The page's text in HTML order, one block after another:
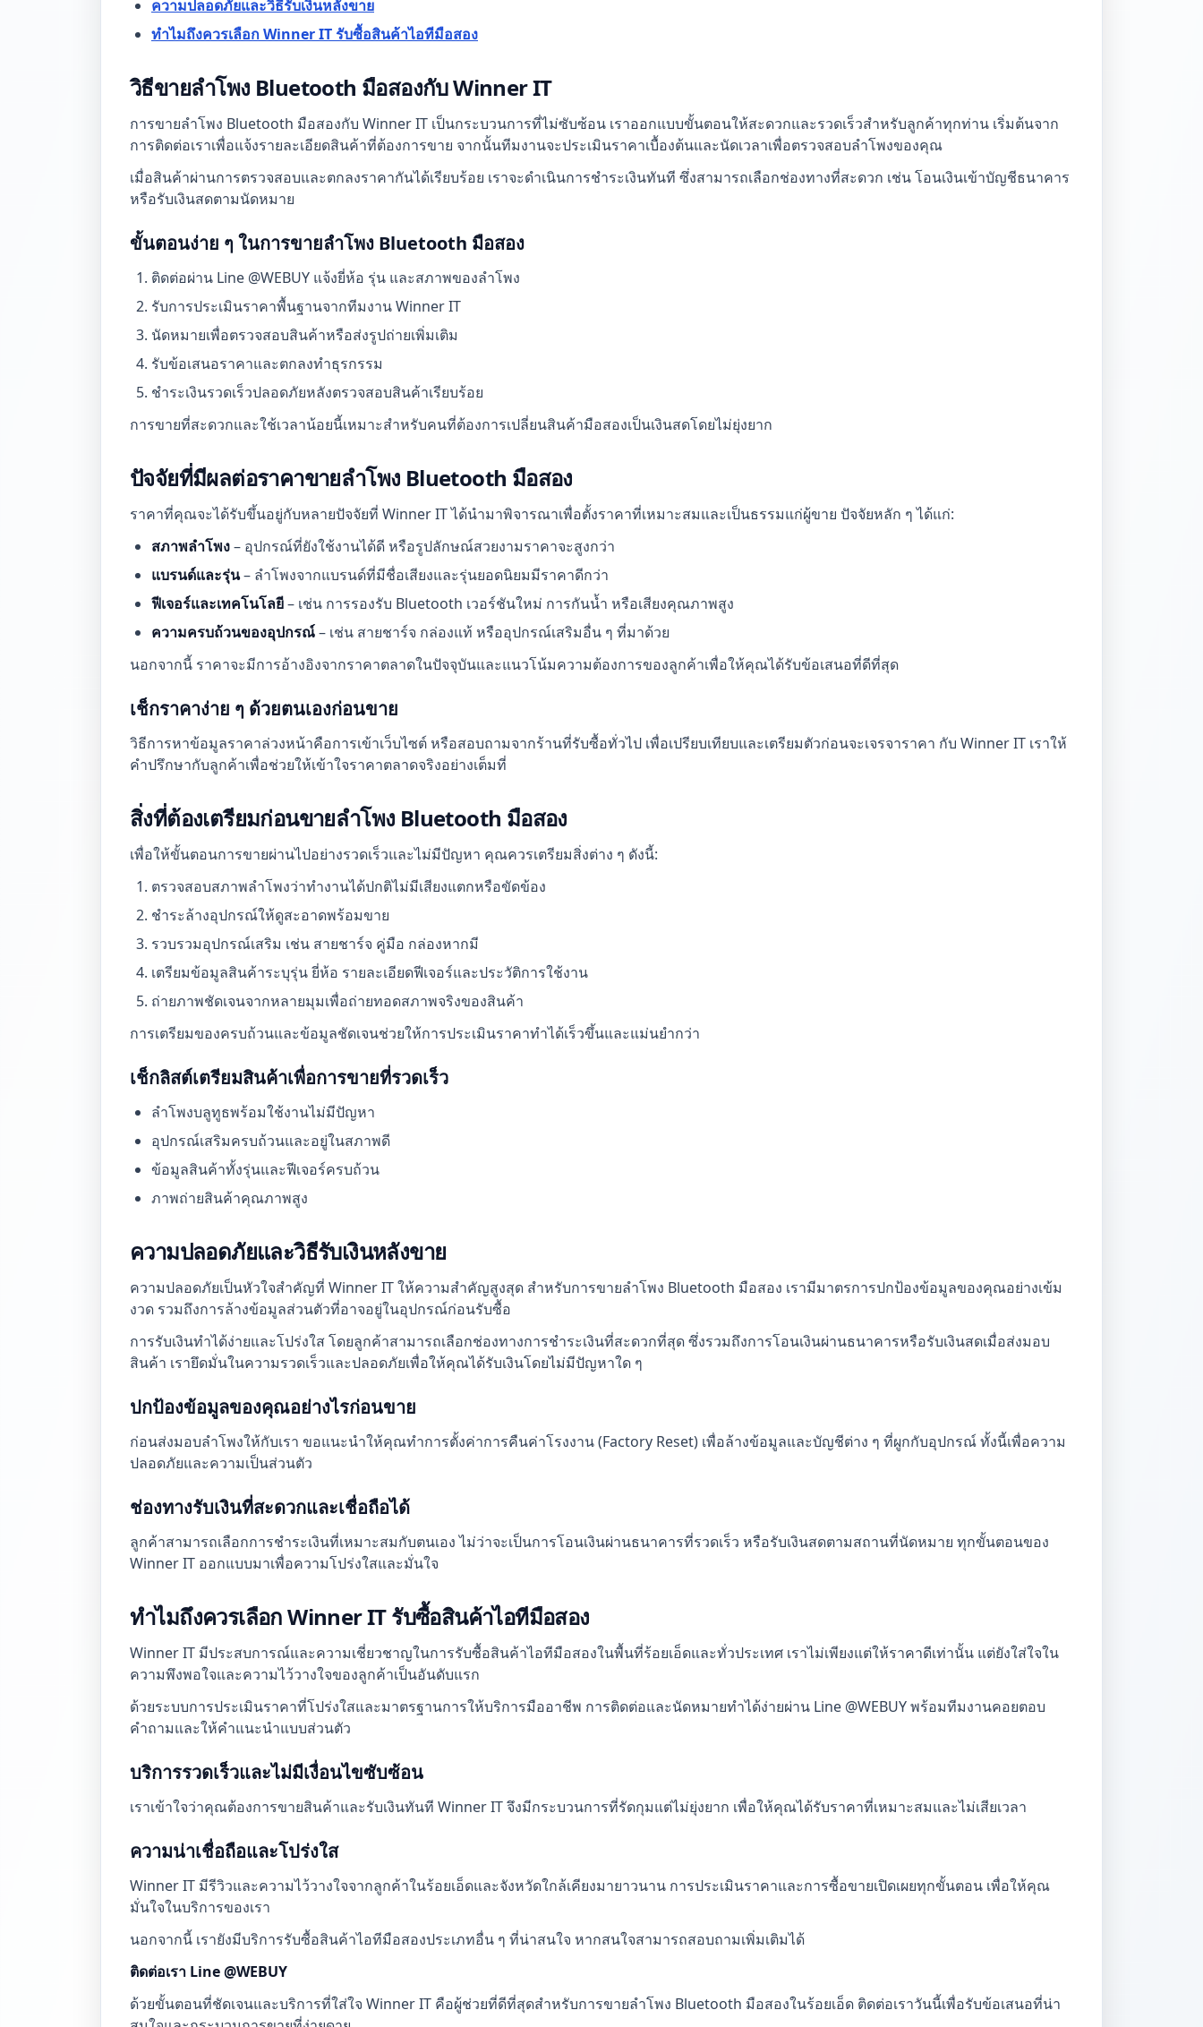
ความปลอดภัยและวิธีรับเงินหลังขาย
ทำไมถึงควรเลือก Winner IT รับซื้อสินค้าไอทีมือสอง
วิธีขายลำโพง Bluetooth มือสองกับ Winner IT
การขายลำโพง Bluetooth มือสองกับ Winner IT เป็นกระบวนการที่ไม่ซับซ้อน เราออกแบบขั้นตอนให้สะดวกและรวดเร็วสำหรับลูกค้าทุกท่าน เริ่มต้นจาก
การติดต่อเราเพื่อแจ้งรายละเอียดสินค้าที่ต้องการขาย จากนั้นทีมงานจะประเมินราคาเบื้องต้นและนัดเวลาเพื่อตรวจสอบลำโพงของคุณ
เมื่อสินค้าผ่านการตรวจสอบและตกลงราคากันได้เรียบร้อย เราจะดำเนินการชำระเงินทันที ซึ่งสามารถเลือกช่องทางที่สะดวก เช่น โอนเงินเข้าบัญชีธนาคาร
หรือรับเงินสดตามนัดหมาย
ขั้นตอนง่าย ๆ ในการขายลำโพง Bluetooth มือสอง
ติดต่อผ่าน Line @WEBUY แจ้งยี่ห้อ รุ่น และสภาพของลำโพง
รับการประเมินราคาพื้นฐานจากทีมงาน Winner IT
นัดหมายเพื่อตรวจสอบสินค้าหรือส่งรูปถ่ายเพิ่มเติม
รับข้อเสนอราคาและตกลงทำธุรกรรม
ชำระเงินรวดเร็วปลอดภัยหลังตรวจสอบสินค้าเรียบร้อย
การขายที่สะดวกและใช้เวลาน้อยนี้เหมาะสำหรับคนที่ต้องการเปลี่ยนสินค้ามือสองเป็นเงินสดโดยไม่ยุ่งยาก
ปัจจัยที่มีผลต่อราคาขายลำโพง Bluetooth มือสอง
ราคาที่คุณจะได้รับขึ้นอยู่กับหลายปัจจัยที่ Winner IT ได้นำมาพิจารณาเพื่อตั้งราคาที่เหมาะสมและเป็นธรรมแก่ผู้ขาย ปัจจัยหลัก ๆ ได้แก่:
สภาพลำโพง– อุปกรณ์ที่ยังใช้งานได้ดี หรือรูปลักษณ์สวยงามราคาจะสูงกว่า
แบรนด์และรุ่น– ลำโพงจากแบรนด์ที่มีชื่อเสียงและรุ่นยอดนิยมมีราคาดีกว่า
ฟีเจอร์และเทคโนโลยี– เช่น การรองรับ Bluetooth เวอร์ชันใหม่ การกันน้ำ หรือเสียงคุณภาพสูง
ความครบถ้วนของอุปกรณ์– เช่น สายชาร์จ กล่องแท้ หรืออุปกรณ์เสริมอื่น ๆ ที่มาด้วย
นอกจากนี้ ราคาจะมีการอ้างอิงจากราคาตลาดในปัจจุบันและแนวโน้มความต้องการของลูกค้าเพื่อให้คุณได้รับข้อเสนอที่ดีที่สุด
เช็กราคาง่าย ๆ ด้วยตนเองก่อนขาย
วิธีการหาข้อมูลราคาล่วงหน้าคือการเข้าเว็บไซต์ หรือสอบถามจากร้านที่รับซื้อทั่วไป เพื่อเปรียบเทียบและเตรียมตัวก่อนจะเจรจาราคา กับ Winner IT เราให้
คำปรึกษากับลูกค้าเพื่อช่วยให้เข้าใจราคาตลาดจริงอย่างเต็มที่
สิ่งที่ต้องเตรียมก่อนขายลำโพง Bluetooth มือสอง
เพื่อให้ขั้นตอนการขายผ่านไปอย่างรวดเร็วและไม่มีปัญหา คุณควรเตรียมสิ่งต่าง ๆ ดังนี้:
ตรวจสอบสภาพลำโพงว่าทำงานได้ปกติไม่มีเสียงแตกหรือขัดข้อง
ชำระล้างอุปกรณ์ให้ดูสะอาดพร้อมขาย
รวบรวมอุปกรณ์เสริม เช่น สายชาร์จ คู่มือ กล่องหากมี
เตรียมข้อมูลสินค้าระบุรุ่น ยี่ห้อ รายละเอียดฟีเจอร์และประวัติการใช้งาน
ถ่ายภาพชัดเจนจากหลายมุมเพื่อถ่ายทอดสภาพจริงของสินค้า
การเตรียมของครบถ้วนและข้อมูลชัดเจนช่วยให้การประเมินราคาทำได้เร็วขึ้นและแม่นยำกว่า
เช็กลิสต์เตรียมสินค้าเพื่อการขายที่รวดเร็ว
ลำโพงบลูทูธพร้อมใช้งานไม่มีปัญหา
อุปกรณ์เสริมครบถ้วนและอยู่ในสภาพดี
ข้อมูลสินค้าทั้งรุ่นและฟีเจอร์ครบถ้วน
ภาพถ่ายสินค้าคุณภาพสูง
ความปลอดภัยและวิธีรับเงินหลังขาย
ความปลอดภัยเป็นหัวใจสำคัญที่ Winner IT ให้ความสำคัญสูงสุด สำหรับการขายลำโพง Bluetooth มือสอง เรามีมาตรการปกป้องข้อมูลของคุณอย่างเข้ม
งวด รวมถึงการล้างข้อมูลส่วนตัวที่อาจอยู่ในอุปกรณ์ก่อนรับซื้อ
การรับเงินทำได้ง่ายและโปร่งใส โดยลูกค้าสามารถเลือกช่องทางการชำระเงินที่สะดวกที่สุด ซึ่งรวมถึงการโอนเงินผ่านธนาคารหรือรับเงินสดเมื่อส่งมอบ
สินค้า เรายึดมั่นในความรวดเร็วและปลอดภัยเพื่อให้คุณได้รับเงินโดยไม่มีปัญหาใด ๆ
ปกป้องข้อมูลของคุณอย่างไรก่อนขาย
ก่อนส่งมอบลำโพงให้กับเรา ขอแนะนำให้คุณทำการตั้งค่าการคืนค่าโรงงาน (Factory Reset) เพื่อล้างข้อมูลและบัญชีต่าง ๆ ที่ผูกกับอุปกรณ์ ทั้งนี้เพื่อความ
ปลอดภัยและความเป็นส่วนตัว
ช่องทางรับเงินที่สะดวกและเชื่อถือได้
ลูกค้าสามารถเลือกการชำระเงินที่เหมาะสมกับตนเอง ไม่ว่าจะเป็นการโอนเงินผ่านธนาคารที่รวดเร็ว หรือรับเงินสดตามสถานที่นัดหมาย ทุกขั้นตอนของ
Winner IT ออกแบบมาเพื่อความโปร่งใสและมั่นใจ
ทำไมถึงควรเลือก Winner IT รับซื้อสินค้าไอทีมือสอง
Winner IT มีประสบการณ์และความเชี่ยวชาญในการรับซื้อสินค้าไอทีมือสองในพื้นที่ร้อยเอ็ดและทั่วประเทศ เราไม่เพียงแต่ให้ราคาดีเท่านั้น แต่ยังใส่ใจใน
ความพึงพอใจและความไว้วางใจของลูกค้าเป็นอันดับแรก
ด้วยระบบการประเมินราคาที่โปร่งใสและมาตรฐานการให้บริการมืออาชีพ การติดต่อและนัดหมายทำได้ง่ายผ่าน Line @WEBUY พร้อมทีมงานคอยตอบ
คำถามและให้คำแนะนำแบบส่วนตัว
บริการรวดเร็วและไม่มีเงื่อนไขซับซ้อน
เราเข้าใจว่าคุณต้องการขายสินค้าและรับเงินทันที Winner IT จึงมีกระบวนการที่รัดกุมแต่ไม่ยุ่งยาก เพื่อให้คุณได้รับราคาที่เหมาะสมและไม่เสียเวลา
ความน่าเชื่อถือและโปร่งใส
Winner IT มีรีวิวและความไว้วางใจจากลูกค้าในร้อยเอ็ดและจังหวัดใกล้เคียงมายาวนาน การประเมินราคาและการซื้อขายเปิดเผยทุกขั้นตอน เพื่อให้คุณ
มั่นใจในบริการของเรา
นอกจากนี้ เรายังมีบริการรับซื้อสินค้าไอทีมือสองประเภทอื่น ๆ ที่น่าสนใจ หากสนใจสามารถสอบถามเพิ่มเติมได้
ติดต่อเรา Line @WEBUY
ด้วยขั้นตอนที่ชัดเจนและบริการที่ใส่ใจ Winner IT คือผู้ช่วยที่ดีที่สุดสำหรับการขายลำโพง Bluetooth มือสองในร้อยเอ็ด ติดต่อเราวันนี้เพื่อรับข้อเสนอที่น่า